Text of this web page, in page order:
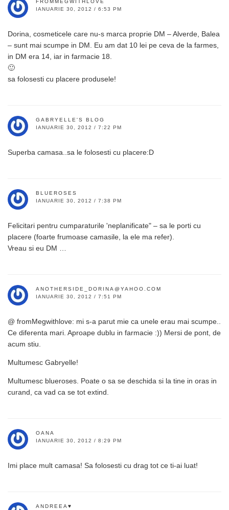
FROMMEGWITHLOVE
IANUARIE 30, 2012 / 6:53 PM
Dorina, cosmeticele care nu-s marca proprie DM – Alverde, Balea
– sunt mai scumpe in DM. Eu am dat 10 lei pe ceva de la farmes,
in DM era 14, iar in farmacie 18.
🙂
sa folosesti cu placere produsele!
GABRYELLE'S BLOG
IANUARIE 30, 2012 / 7:22 PM
Superba camasa..sa le folosesti cu placere:D
BLUEROSES
IANUARIE 30, 2012 / 7:38 PM
Felicitari pentru cumparaturile 'neplanificate" – sa le porti cu
placere (foarte frumoase camasile, la ele ma refer).
Vreau si eu DM …
ANOTHERSIDE_DORINA@YAHOO.COM
IANUARIE 30, 2012 / 7:51 PM
@ fromMegwithlove: mi s-a parut mie ca unele erau mai scumpe..
Ce diferenta mari. Aproape dublu in farmacie :)) Mersi de pont, de
acum stiu.
Multumesc Gabryelle!
Multumesc blueroses. Poate o sa se deschida si la tine in oras in
curand, ca vad ca se tot extind.
OANA
IANUARIE 30, 2012 / 8:29 PM
Imi place mult camasa! Sa folosesti cu drag tot ce ti-ai luat!
ANDREEA♥